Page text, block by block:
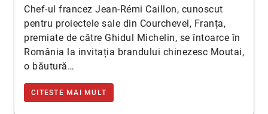
Chef-ul francez Jean-Rémi Caillon, cunoscut
pentru proiectele sale din Courchevel, Franța,
premiate de către Ghidul Michelin, se întoarce în
România la invitația brandului chinezesc Moutai,
o băutură…
CITESTE MAI MULT